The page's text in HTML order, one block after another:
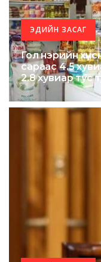
ЭДИЙН ЗАСАГ
Гол нэрийн
сараас 4.5
2.8 хувиар тус